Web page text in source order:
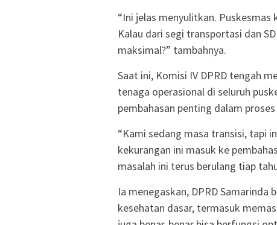
“Ini jelas menyulitkan. Puskesmas
Kalau dari segi transportasi dan
maksimal?” tambahnya.
Saat ini, Komisi IV DPRD tengah
tenaga operasional di seluruh
pembahasan penting dalam
“Kami sedang masa transisi, tapi
kekurangan ini masuk ke
masalah ini terus berulang tiap
Ia menegaskan, DPRD
kesehatan dasar, termasuk